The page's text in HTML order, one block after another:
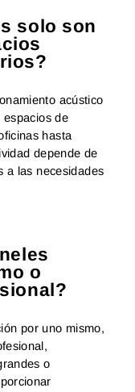
solo son
acústico
espacios de
hasta
depende de
a las necesidades
o
por uno mismo,
o